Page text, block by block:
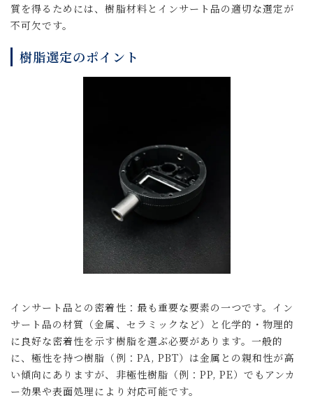
質を得るためには、樹脂材料とインサート品の適切な選定が
不可欠です。
樹脂選定のポイント
インサート品との密着性：最も重要な要素の一つです。イン
サート品の材質（金属、セラミックなど）と化学的・物理的
に良好な密着性を示す樹脂を選ぶ必要があります。一般的
に、極性を持つ樹脂（例：PA, PBT）は金属との親和性が高
い傾向にありますが、非極性樹脂（例：PP, PE）でもアンカ
ー効果や表面処理により対応可能です。